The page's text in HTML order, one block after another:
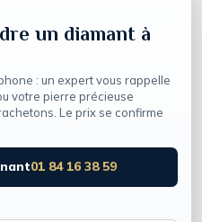
Les fichiers transmis via
uniquement à l'analyse
pas être utilisés à
visiteur.
des informations via
la rectification ou la
un diamant à
: un expert vous rappelle
votre pierre précieuse
Le prix se confirme
01 84 16 38 59